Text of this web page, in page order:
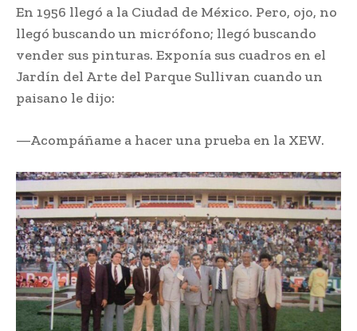
En 1956 llegó a la Ciudad de México. Pero, ojo, no
llegó buscando un micrófono; llegó buscando
vender sus pinturas. Exponía sus cuadros en el
Jardín del Arte del Parque Sullivan cuando un
paisano le dijo:
—Acompáñame a hacer una prueba en la XEW.